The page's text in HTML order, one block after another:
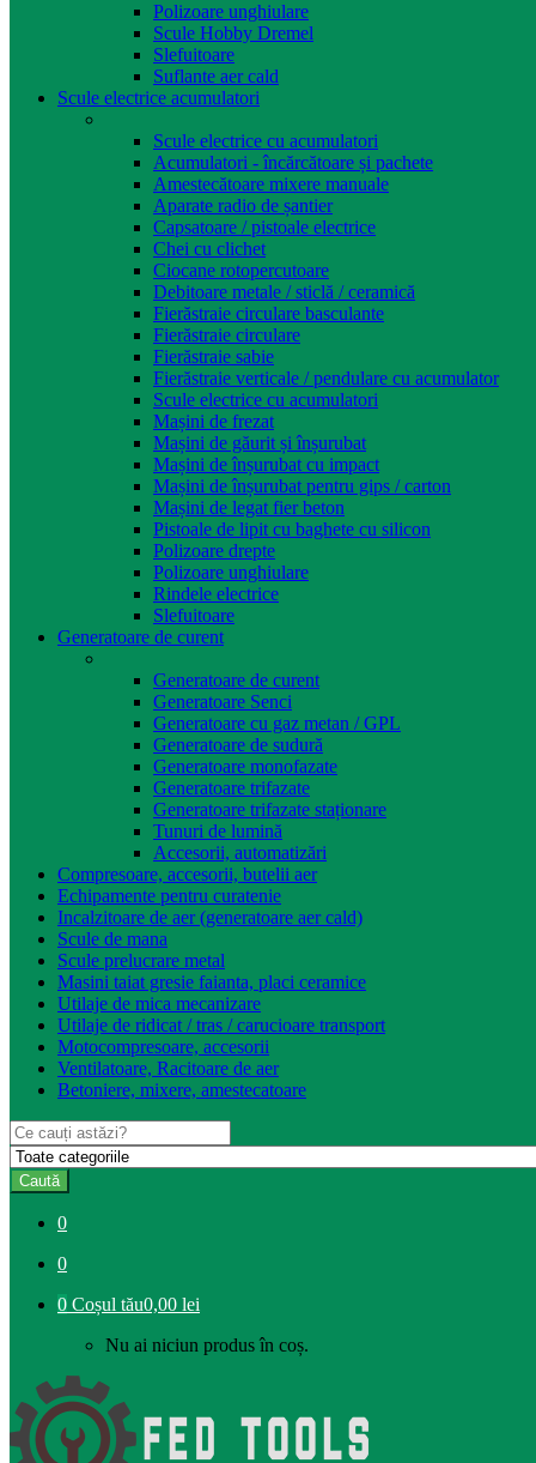
Polizoare unghiulare
Scule Hobby Dremel
Slefuitoare
Suflante aer cald
Scule electrice acumulatori
Scule electrice cu acumulatori
Acumulatori - încărcătoare și pachete
Amestecătoare mixere manuale
Aparate radio de șantier
Capsatoare / pistoale electrice
Chei cu clichet
Ciocane rotopercutoare
Debitoare metale / sticlă / ceramică
Fierăstraie circulare basculante
Fierăstraie circulare
Fierăstraie sabie
Fierăstraie verticale / pendulare cu acumulator
Scule electrice cu acumulatori
Mașini de frezat
Mașini de găurit și înșurubat
Mașini de înșurubat cu impact
Mașini de înșurubat pentru gips / carton
Mașini de legat fier beton
Pistoale de lipit cu baghete cu silicon
Polizoare drepte
Polizoare unghiulare
Rindele electrice
Slefuitoare
Generatoare de curent
Generatoare de curent
Generatoare Senci
Generatoare cu gaz metan / GPL
Generatoare de sudură
Generatoare monofazate
Generatoare trifazate
Generatoare trifazate staționare
Tunuri de lumină
Accesorii, automatizări
Compresoare, accesorii, butelii aer
Echipamente pentru curatenie
Incalzitoare de aer (generatoare aer cald)
Scule de mana
Scule prelucrare metal
Masini taiat gresie faianta, placi ceramice
Utilaje de mica mecanizare
Utilaje de ridicat / tras / carucioare transport
Motocompresoare, accesorii
Ventilatoare, Racitoare de aer
Betoniere, mixere, amestecatoare
Search
for:
Caută
0
0
0 Coșul tău0,00 lei
Nu ai niciun produs în coș.